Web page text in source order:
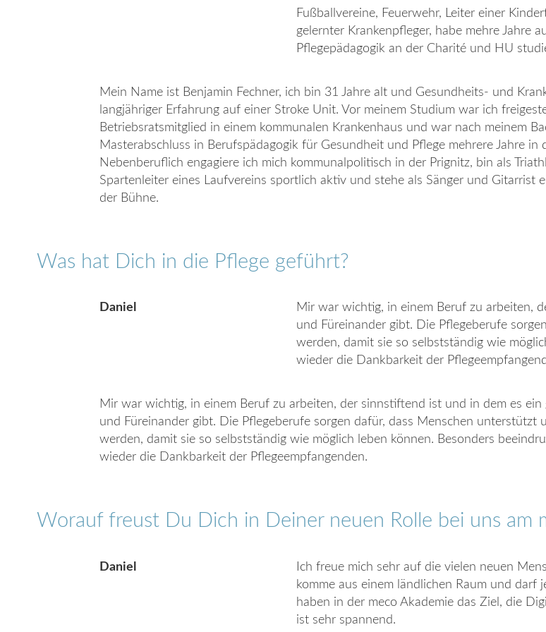
Fußballvereine, Feuerwehr, Leiter einer
gelernter Krankenpfleger, habe mehre Jahre
Pflegepädagogik an der Charité und HU
Mein Name ist Benjamin Fechner, ich bin 31 Jahre alt und Gesundheits- und
langjähriger Erfahrung auf einer Stroke Unit. Vor meinem Studium war ich
Betriebsratsmitglied in einem kommunalen Krankenhaus und war nach meinem
Masterabschluss in Berufspädagogik für Gesundheit und Pflege mehrere Jahre in
Nebenberuflich engagiere ich mich kommunalpolitisch in der Prignitz, bin als
Spartenleiter eines Laufvereins sportlich aktiv und stehe als Sänger und Gitarrist
der Bühne.
Was hat Dich in die Pflege geführt?
Daniel
Mir war wichtig, in einem Beruf zu arbeiten,
und Füreinander gibt. Die Pflegeberufe
werden, damit sie so selbstständig wie
wieder die Dankbarkeit der
Mir war wichtig, in einem Beruf zu arbeiten, der sinnstiftend ist und in dem es
und Füreinander gibt. Die Pflegeberufe sorgen dafür, dass Menschen unterstützt
werden, damit sie so selbstständig wie möglich leben können. Besonders
wieder die Dankbarkeit der Pflegeempfangenden.
Worauf freust Du Dich in Deiner neuen Rolle bei uns am
Daniel
Ich freue mich sehr auf die vielen neuen
komme aus einem ländlichen Raum und
haben in der meco Akademie das Ziel, die
ist sehr spannend.